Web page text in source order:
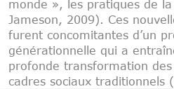
monde », les pratiques de
Jameson, 2009). Ces
furent concomitantes d’un
générationnelle qui a
profonde transformation
cadres sociaux traditionnels